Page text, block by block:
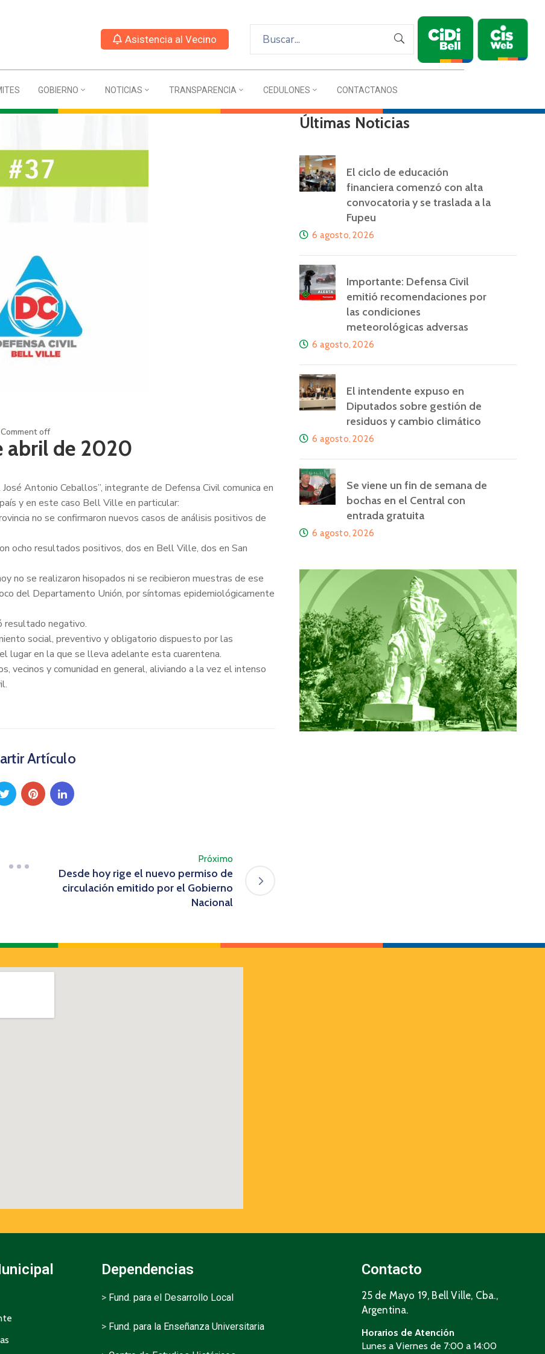
Asistencia al Vecino
GOBIERNO NOTICIAS TRANSPARENCIA CEDULONES CONTACTANOS
Comment off
abril de 2020
Antonio Ceballos”, integrante de Defensa Civil comunica en
y en este caso Bell Ville en particular:
no se confirmaron nuevos casos de análisis positivos de
ocho resultados positivos, dos en Bell Ville, dos en San
no se realizaron hisopados ni se recibieron muestras de ese
del Departamento Unión, por síntomas epidemiológicamente
resultado negativo.
social, preventivo y obligatorio dispuesto por las
lugar en la que se lleva adelante esta cuarentena.
vecinos y comunidad en general, aliviando a la vez el intenso
Artículo
Próximo
Desde hoy rige el nuevo permiso de
circulación emitido por el Gobierno
Nacional
Últimas Noticias
El ciclo de educación
financiera comenzó con alta
convocatoria y se traslada a la
Fupeu
6 agosto, 2026
Importante: Defensa Civil
emitió recomendaciones por
las condiciones
meteorológicas adversas
6 agosto, 2026
El intendente expuso en
Diputados sobre gestión de
residuos y cambio climático
6 agosto, 2026
Se viene un fin de semana de
bochas en el Central con
entrada gratuita
6 agosto, 2026
Dependencias
> Fund. para el Desarrollo Local
> Fund. para la Enseñanza Universitaria
Contacto
25 de Mayo 19, Bell Ville, Cba.,
Argentina.
Horarios de Atención
Lunes a Viernes de 7:00 a 14:00